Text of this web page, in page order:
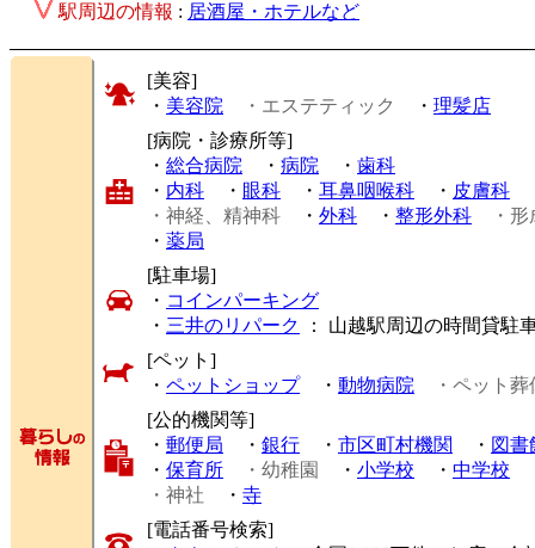
駅周辺の情報 : 居酒屋・ホテルなど
[美容]
・ 美容院 ・エステティック ・ 理髪店
[病院・診療所等]
・ 総合病院 ・ 病院 ・ 歯科
・ 内科 ・ 眼科 ・ 耳鼻咽喉科 ・ 皮膚科
・神経、精神科 ・ 外科 ・ 整形外科
・
・ 薬局
[駐車場]
・ コインパーキング
・ 三井のリパーク
： 山越駅周辺の時間貸駐
[ペット]
・ ペットショップ・ 動物病院
・ペット葬
[公的機関等]
・ 郵便局 ・ 銀行 ・ 市区町村機関 ・ 図書
・ 保育所 ・幼稚園 ・ 小学校 ・ 中学校
・神社 ・ 寺
[電話番号検索]